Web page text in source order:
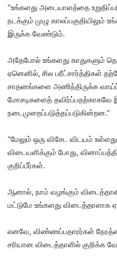
“உங்களது அடையாளத்தை
நடக்கும் முழு காலப்பகுதியிலும்
இருக்க வேண்டும்.
அதேபோல் உங்களது காதுகளும்
ஏனெனில், சில பரீட்சார்த்திகள்
சாதனங்களை அணிந்திருக்க
மோசடிகளைத் தவிர்ப்பதற்காகவே
நடைமுறைப்படுத்தப்படுகின்றன.”
“மேலும் ஒரு விசேட விடயம்
விடையளிக்கும் போது,
குறிப்பீர்கள்.
ஆனால், நாம் வழங்கும்
மட்டுமே உங்களது விடைத்தாளாக
எனவே, விண்ணப்பதாரர்கள்
சரியான விடைத்தாளில் குறிக்க